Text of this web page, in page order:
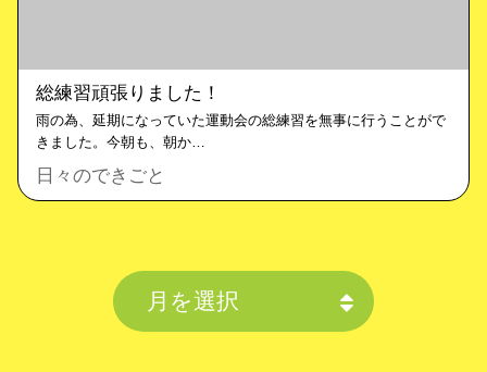
総練習頑張りました！
雨の為、延期になっていた運動会の総練習を無事に行うことがで
きました。今朝も、朝か…
日々のできごと